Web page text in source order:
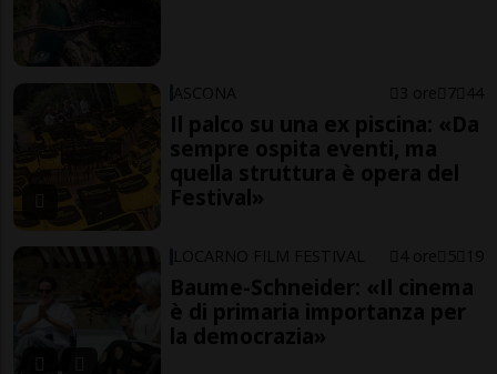
ASCONA 3 ore 7 44
Il palco su una ex piscina: «Da
sempre ospita eventi, ma
quella struttura è opera del
Festival»
LOCARNO FILM FESTIVAL 4 ore 5 19
Baume-Schneider: «Il cinema
è di primaria importanza per
la democrazia»